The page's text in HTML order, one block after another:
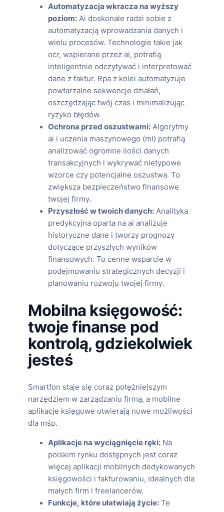
Automatyzacja wkracza na wyższy
poziom: Ai doskonale radzi sobie z
automatyzacją wprowadzania danych i
wielu procesów. Technologie takie jak
ocr, wspierane przez ai, potrafią
inteligentnie odczytywać i interpretować
dane z faktur. Rpa z kolei automatyzuje
powtarzalne sekwencje działań,
oszczędzając twój czas i minimalizując
ryzyko błędów.
Ochrona przed oszustwami: Algorytmy
ai i uczenia maszynowego (ml) potrafią
analizować ogromne ilości danych
transakcyjnych i wykrywać nietypowe
wzorce czy potencjalne oszustwa. To
zwiększa bezpieczeństwo finansowe
twojej firmy.
Przyszłość w twoich danych: Analityka
predykcyjna oparta na ai analizuje
historyczne dane i tworzy prognozy
dotyczące przyszłych wyników
finansowych. To cenne wsparcie w
podejmowaniu strategicznych decyzji i
planowaniu rozwoju twojej firmy.
Mobilna księgowość:
twoje finanse pod
kontrolą, gdziekolwiek
jesteś
Smartfon staje się coraz potężniejszym
narzędziem w zarządzaniu firmą, a mobilne
aplikacje księgowe otwierają nowe możliwości
dla mśp.
Aplikacje na wyciągnięcie ręki: Na
polskim rynku dostępnych jest coraz
więcej aplikacji mobilnych dedykowanych
księgowości i fakturowaniu, idealnych dla
małych firm i freelancerów.
Funkcje, które ułatwiają życie: Te